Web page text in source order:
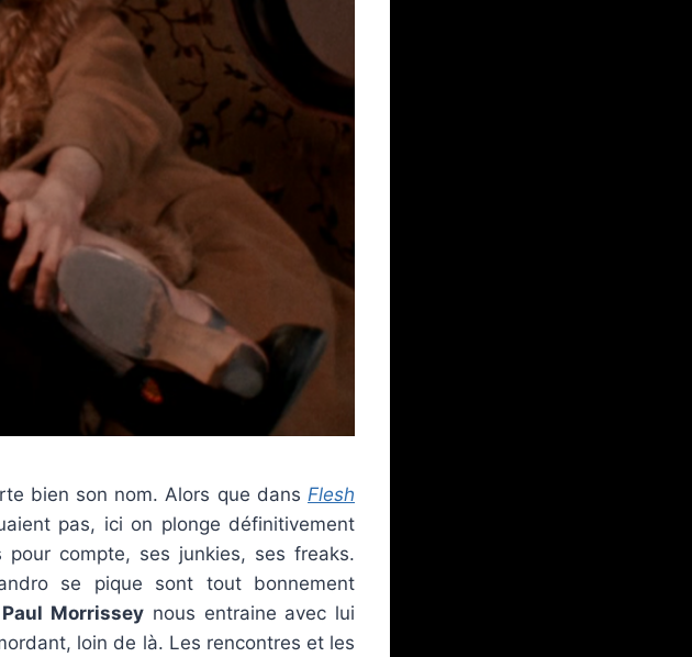
bien son nom. Alors que dansFlesh
pas, ici on plonge définitivement
compte, ses junkies, ses freaks.
se pique sont tout bonnement
Paul Morrissey nous entraine avec lui
loin de là. Les rencontres et les